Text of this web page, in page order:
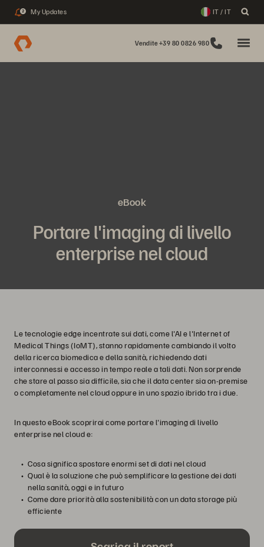
2 My Updates IT / IT
Vendite +39 80 0826 980
eBook
Portare l'imaging di livello
enterprise nel cloud
Le tecnologie edge incentrate sui dati, come l'AI e l'Internet of
Medical Things (IoMT), stanno rapidamente cambiando il volto
della ricerca biomedica e della sanità, richiedendo dati
interconnessi e accesso in tempo reale a tali dati. Non sorprende
che stare al passo sia difficile, sia che il data center sia on-premise
o completamente nel cloud oppure in uno spazio ibrido tra i due.
In questo eBook scoprirai come portare l'imaging di livello
enterprise nel cloud e:
Cosa significa spostare enormi set di dati nel cloud
Qual è la soluzione che può semplificare la gestione dei dati
nella sanità, oggi e in futuro
Come dare priorità alla sostenibilità con un data storage più
efficiente